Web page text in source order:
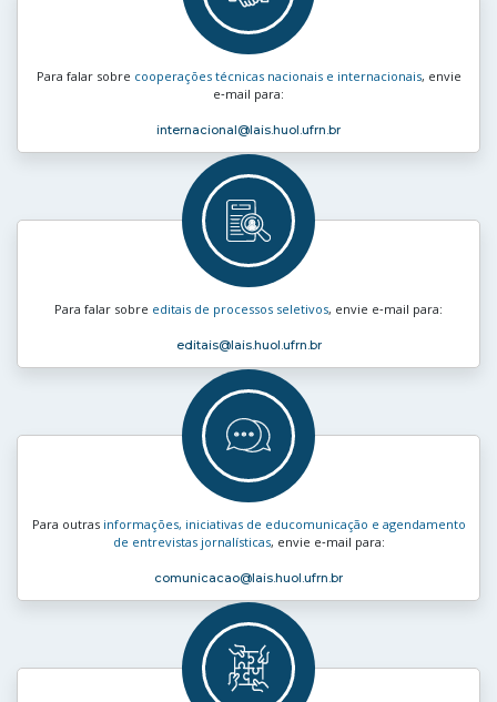
Para falar sobre cooperações técnicas nacionais e internacionais, envie
e‑mail para:
internacional@lais.huol.ufrn.br
Para falar sobre editais de processos seletivos, envie e‑mail para:
editais@lais.huol.ufrn.br
Para outras informações, iniciativas de educomunicação e agendamento
de entrevistas jornalísticas, envie e‑mail para:
comunicacao@lais.huol.ufrn.br